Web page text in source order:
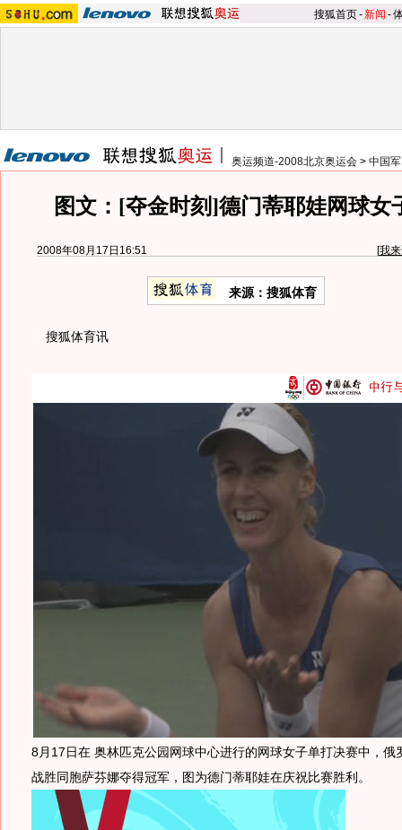
搜狐首页-新闻 -
奥运频道-2008北京奥运会 > 中国
图文：[夺金时刻]德门蒂耶娃网球女
2008年08月17日16:51 [我
来源：搜狐体育
搜狐体育讯
8月17日在 奥林匹克公园网球中心进行的网球女子单打决赛中，俄
战胜同胞萨芬娜夺得冠军，图为德门蒂耶娃在庆祝比赛胜利。